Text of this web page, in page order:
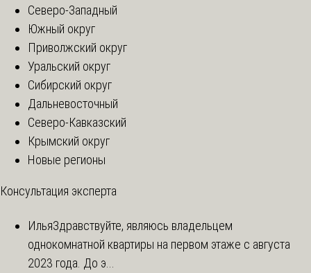
Северо-Западный
Южный округ
Приволжский округ
Уральский округ
Сибирский округ
Дальневосточный
Северо-Кавказский
Крымский округ
Новые регионы
Консультация эксперта
ИльяЗдравствуйте, являюсь владельцем
однокомнатной квартиры на первом этаже с августа
2023 года. До э...